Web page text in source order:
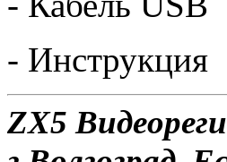
- Инструкция
ZX5